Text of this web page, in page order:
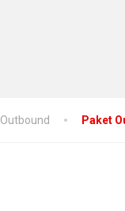
Outbound Paket